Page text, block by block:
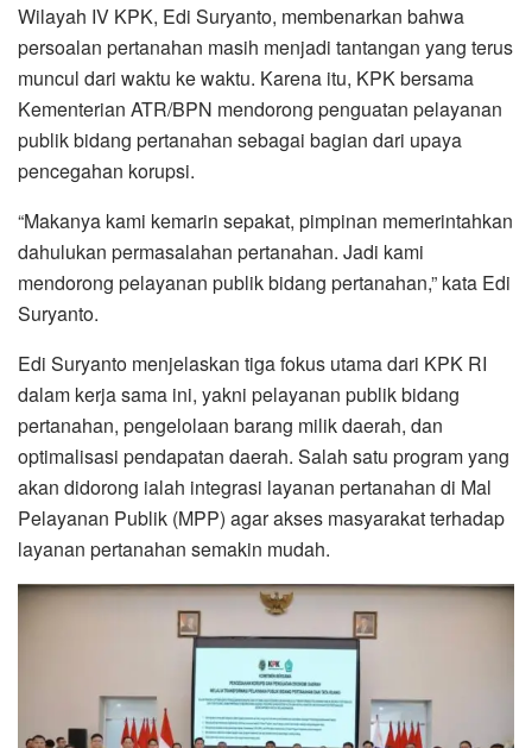
Wilayah IV KPK, Edi Suryanto, membenarkan bahwa
persoalan pertanahan masih menjadi tantangan yang terus
muncul dari waktu ke waktu. Karena itu, KPK bersama
Kementerian ATR/BPN mendorong penguatan pelayanan
publik bidang pertanahan sebagai bagian dari upaya
pencegahan korupsi.
“Makanya kami kemarin sepakat, pimpinan memerintahkan
dahulukan permasalahan pertanahan. Jadi kami
mendorong pelayanan publik bidang pertanahan,” kata Edi
Suryanto.
Edi Suryanto menjelaskan tiga fokus utama dari KPK RI
dalam kerja sama ini, yakni pelayanan publik bidang
pertanahan, pengelolaan barang milik daerah, dan
optimalisasi pendapatan daerah. Salah satu program yang
akan didorong ialah integrasi layanan pertanahan di Mal
Pelayanan Publik (MPP) agar akses masyarakat terhadap
layanan pertanahan semakin mudah.